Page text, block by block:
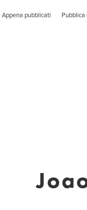
Appena pubblicati Pubblica